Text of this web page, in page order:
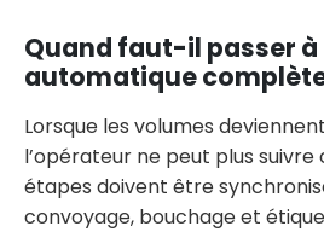
Quand faut-il passer à
automatique
Lorsque les volumes
l’opérateur ne peut plus suivre
étapes doivent être
convoyage, bouchage et